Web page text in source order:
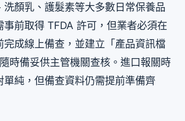
洗顏乳、護髮素等大多數日常保養品
事前取得 TFDA 許可，但業者必須在
完成線上備查，並建立「產品資訊檔
時備妥供主管機關查核。進口報關時
單純，但備查資料仍需提前準備齊